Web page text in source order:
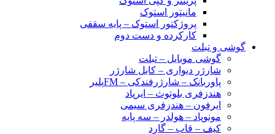
مانیتور استوک
پروژکتور استوک – پایه سقفی
کارکرده و دست دوم
گوشی و تبلت
گوشی موبایل – تبلت
شارژر دیواری – کابل شارژر
پاوربانک – شارژرفندکی – FMپلیر
هندزفری بلوتوث – ایرپاد
ایرفون – هندزفری سیمی
مونوپاد – هولدر – سه پایه
کیف – قاب – گارد